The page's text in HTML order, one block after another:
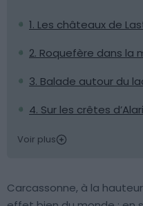
1. Les châteaux de
2. Roquefère dans la
3. Balade autour du
4. Sur les crêtes
Voir plus
Carcassonne, à la